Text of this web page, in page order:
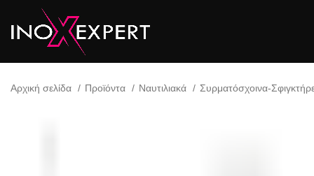
Αρχική σελίδα Προϊόντα Ναυτιλιακά Συρματόσχοινα-